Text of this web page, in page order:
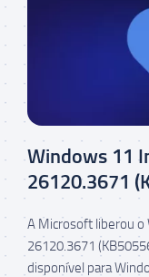
Windows 11
26120.3671
A Microsoft liberou o
26120.3671
disponível para